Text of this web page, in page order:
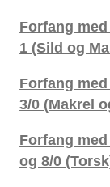
Forfang
1 (Sild og
Forfang
3/0 (Makrel
Forfang
og 8/0